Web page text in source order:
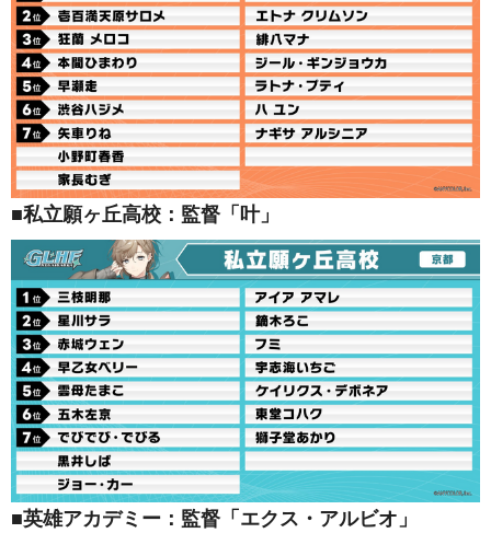
■私立願ヶ丘高校：監督「叶」
■英雄アカデミー：監督「エクス・アルビオ」